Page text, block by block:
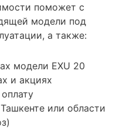
поможет с
модели под
а также:
модели EXU 20
и акциях
или области